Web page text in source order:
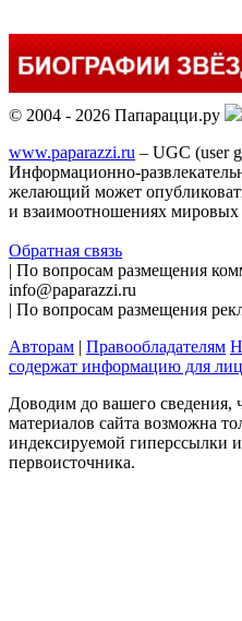
© 2004 - 2026 Папарацци.ру
www.paparazzi.ru – UGC (user
Информационно-
желающий может
и взаимоотношениях мировых
Обратная связь
| По вопросам размещения
info@paparazzi.ru
| По вопросам размещения
Авторам | Правообладателям
содержат информацию для лиц
Доводим до вашего сведения,
материалов сайта возможна
индексируемой гиперссылки
первоисточника.